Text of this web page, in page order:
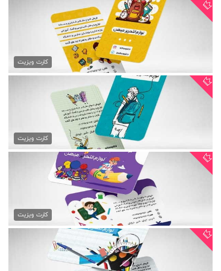
کارت ویزیت نوشت افزار psd
79,000 تومان
کارت ویزیت
کارت ویزیت نوشت افزار لایه...
79,000 تومان
کارت ویزیت
کارت ویزیت نوشت افزار
79,000 تومان
کارت ویزیت